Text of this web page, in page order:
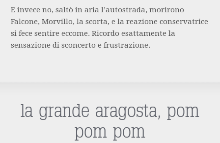
E invece no, saltò in aria l’autostrada, morirono
Falcone, Morvillo, la scorta, e la reazione conservatrice
si fece sentire eccome. Ricordo esattamente la
sensazione di sconcerto e frustrazione.
la grande aragosta, pom
pom pom